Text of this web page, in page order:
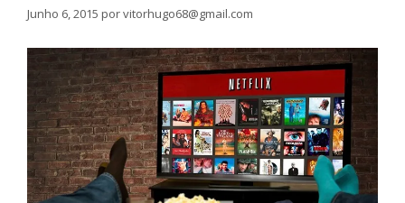
Junho 6, 2015 porvitorhugo68@gmail.com